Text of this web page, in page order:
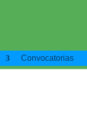
Convocatorias